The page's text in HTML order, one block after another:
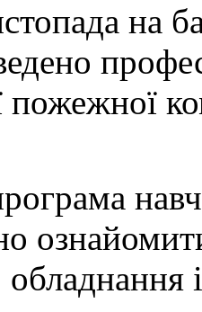
на
пожежної
обладнання